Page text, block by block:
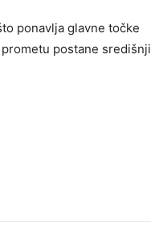
ponavlja glavne točke
postane središnji